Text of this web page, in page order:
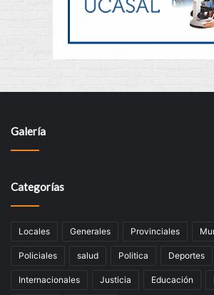
Galería
Categorías
Locales Generales Provinciales
Policiales salud Politica Deportes
Internacionales Justicia Educación